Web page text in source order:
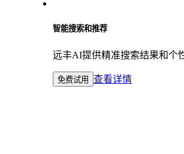
智能搜索和推荐
远丰AI提供精准搜索结果和个
免费试用 查看详情